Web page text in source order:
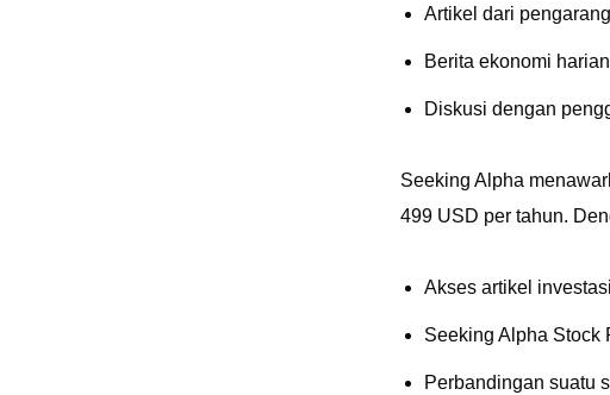
Artikel dari
Berita ekonomi
Diskusi dengan
Seeking Alpha
499 USD per tahun.
Akses artikel
Seeking Alpha Stock
Perbandingan suatu